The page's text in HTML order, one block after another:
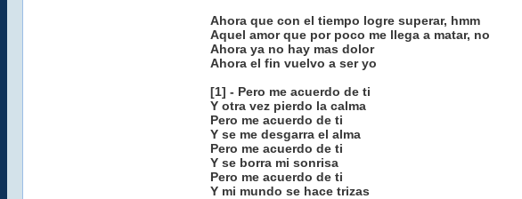
Ahora que con el tiempo logre superar, hmm
Aquel amor que por poco me llega a matar, no
Ahora ya no hay mas dolor
Ahora el fin vuelvo a ser yo
[1] - Pero me acuerdo de ti
Y otra vez pierdo la calma
Pero me acuerdo de ti
Y se me desgarra el alma
Pero me acuerdo de ti
Y se borra mi sonrisa
Pero me acuerdo de ti
Y mi mundo se hace trizas